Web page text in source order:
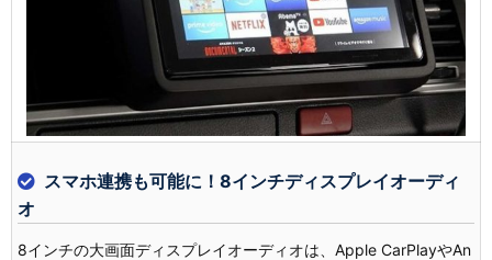
スマホ連携も可能に！8インチディスプレイオーディ
オ
8インチの大画面ディスプレイオーディオは、Apple CarPlayやAn